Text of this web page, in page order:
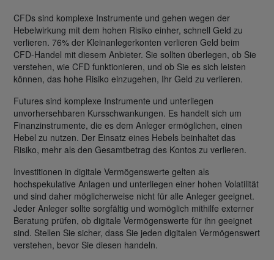
CFDs sind komplexe Instrumente und gehen wegen der
Hebelwirkung mit dem hohen Risiko einher, schnell Geld zu
verlieren. 76% der Kleinanlegerkonten verlieren Geld beim
CFD-Handel mit diesem Anbieter. Sie sollten überlegen, ob Sie
verstehen, wie CFD funktionieren, und ob Sie es sich leisten
können, das hohe Risiko einzugehen, Ihr Geld zu verlieren.
Futures sind komplexe Instrumente und unterliegen
unvorhersehbaren Kursschwankungen. Es handelt sich um
Finanzinstrumente, die es dem Anleger ermöglichen, einen
Hebel zu nutzen. Der Einsatz eines Hebels beinhaltet das
Risiko, mehr als den Gesamtbetrag des Kontos zu verlieren.
Investitionen in digitale Vermögenswerte gelten als
hochspekulative Anlagen und unterliegen einer hohen Volatilität
und sind daher möglicherweise nicht für alle Anleger geeignet.
Jeder Anleger sollte sorgfältig und womöglich mithilfe externer
Beratung prüfen, ob digitale Vermögenswerte für ihn geeignet
sind. Stellen Sie sicher, dass Sie jeden digitalen Vermögenswert
verstehen, bevor Sie diesen handeln.